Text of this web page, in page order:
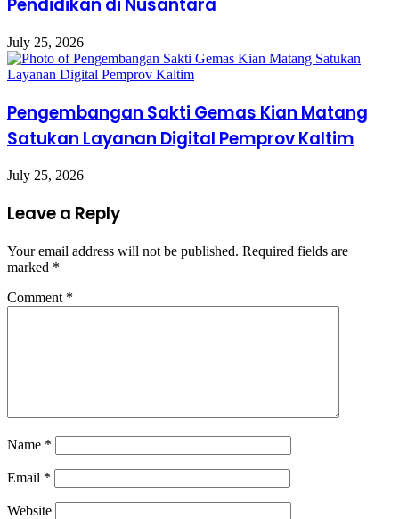
Pendidikan di Nusantara
July 25, 2026
Pengembangan Sakti Gemas Kian Matang
Satukan Layanan Digital Pemprov Kaltim
July 25, 2026
Leave a Reply
Your email address will not be published. Required fields are
marked *
Comment *
Name *
Email *
Website